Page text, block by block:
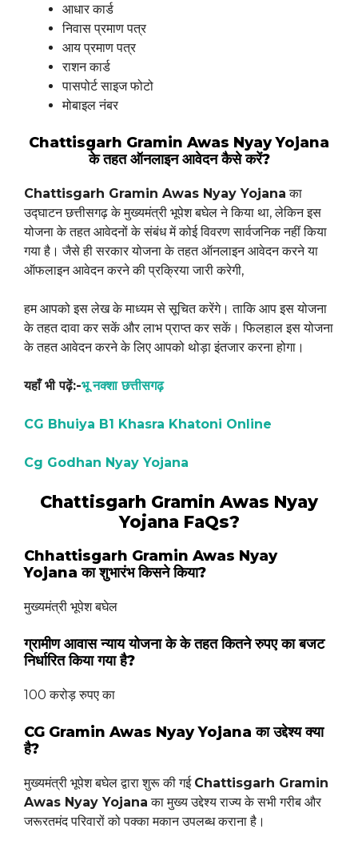
आधार कार्ड
निवास प्रमाण पत्र
आय प्रमाण पत्र
राशन कार्ड
पासपोर्ट साइज फोटो
मोबाइल नंबर
Chattisgarh Gramin Awas Nyay Yojana
के तहत ऑनलाइन आवेदन कैसे करें?
Chattisgarh Gramin Awas Nyay Yojana का
उद्घाटन छत्तीसगढ़ के मुख्यमंत्री भूपेश बघेल ने किया था, लेकिन इस
योजना के तहत आवेदनों के संबंध में कोई विवरण सार्वजनिक नहीं किया
गया है। जैसे ही सरकार योजना के तहत ऑनलाइन आवेदन करने या
ऑफलाइन आवेदन करने की प्रक्रिया जारी करेगी,
हम आपको इस लेख के माध्यम से सूचित करेंगे। ताकि आप इस योजना
के तहत दावा कर सकें और लाभ प्राप्त कर सकें। फिलहाल इस योजना
के तहत आवेदन करने के लिए आपको थोड़ा इंतजार करना होगा।
यहाँ भी पढ़ें:-भू नक्शा छत्तीसगढ़
CG Bhuiya B1 Khasra Khatoni Online
Cg Godhan Nyay Yojana
Chattisgarh Gramin Awas Nyay
Yojana FaQs?
Chhattisgarh Gramin Awas Nyay
Yojana का शुभारंभ किसने किया?
मुख्यमंत्री भूपेश बघेल
ग्रामीण आवास न्याय योजना के के तहत कितने रुपए का बजट
निर्धारित किया गया है?
100 करोड़ रुपए का
CG Gramin Awas Nyay Yojana का उद्देश्य क्या
है?
मुख्यमंत्री भूपेश बघेल द्वारा शुरू की गई Chattisgarh Gramin
Awas Nyay Yojana का मुख्य उद्देश्य राज्य के सभी गरीब और
जरूरतमंद परिवारों को पक्का मकान उपलब्ध कराना है।